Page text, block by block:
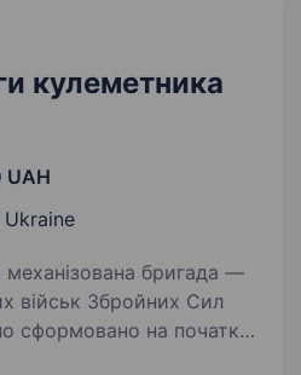
кулеметника
UAH
військ Збройних Сил
сформовано на початку